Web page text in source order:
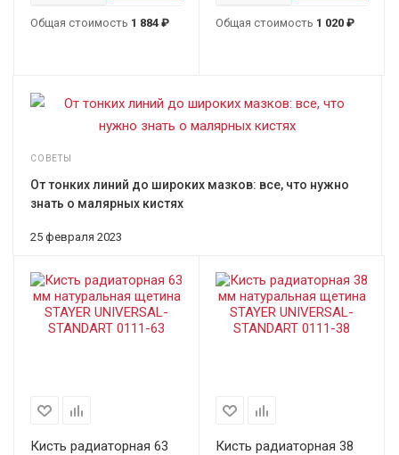
Общая стоимость 1 884 ₽ Общая стоимость 1 020 ₽
СОВЕТЫ
25 февраля 2023
От тонких линий до широких мазков: все, что нужно
знать о малярных кистях
Кисть радиаторная 63
Кисть радиаторная 38